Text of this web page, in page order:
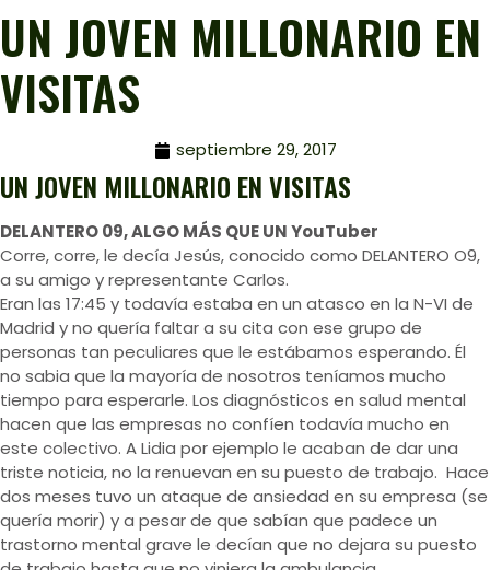
UN JOVEN MILLONARIO EN
VISITAS
septiembre 29, 2017
UN JOVEN MILLONARIO EN VISITAS
DELANTERO 09, ALGO MÁS QUE UN YouTuber
Corre, corre, le decía Jesús, conocido como DELANTERO O9,
a su amigo y representante Carlos.
Eran las 17:45 y todavía estaba en un atasco en la N-VI de
Madrid y no quería faltar a su cita con ese grupo de
personas tan peculiares que le estábamos esperando. Él
no sabia que la mayoría de nosotros teníamos mucho
tiempo para esperarle. Los diagnósticos en salud mental
hacen que las empresas no confíen todavía mucho en
este colectivo. A Lidia por ejemplo le acaban de dar una
triste noticia, no la renuevan en su puesto de trabajo. Hace
dos meses tuvo un ataque de ansiedad en su empresa (se
quería morir) y a pesar de que sabían que padece un
trastorno mental grave le decían que no dejara su puesto